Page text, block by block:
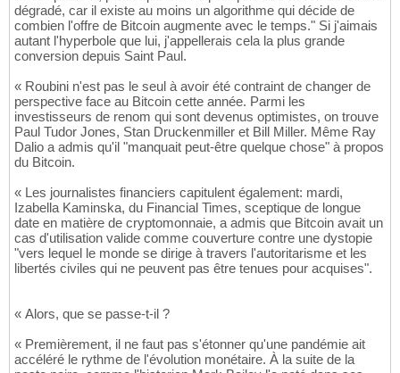
dégradé, car il existe au moins un algorithme qui décide de
combien l'offre de Bitcoin augmente avec le temps." Si j'aimais
autant l'hyperbole que lui, j'appellerais cela la plus grande
conversion depuis Saint Paul.
« Roubini n'est pas le seul à avoir été contraint de changer de
perspective face au Bitcoin cette année. Parmi les
investisseurs de renom qui sont devenus optimistes, on trouve
Paul Tudor Jones, Stan Druckenmiller et Bill Miller. Même Ray
Dalio a admis qu'il "manquait peut-être quelque chose" à propos
du Bitcoin.
« Les journalistes financiers capitulent également: mardi,
Izabella Kaminska, du Financial Times, sceptique de longue
date en matière de cryptomonnaie, a admis que Bitcoin avait un
cas d'utilisation valide comme couverture contre une dystopie
"vers lequel le monde se dirige à travers l'autoritarisme et les
libertés civiles qui ne peuvent pas être tenues pour acquises".
« Alors, que se passe-t-il ?
« Premièrement, il ne faut pas s'étonner qu'une pandémie ait
accéléré le rythme de l'évolution monétaire. À la suite de la